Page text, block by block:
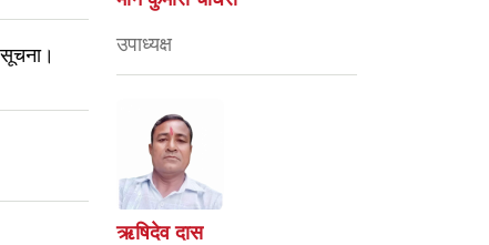
उपाध्यक्ष
ऋषिदेव दास